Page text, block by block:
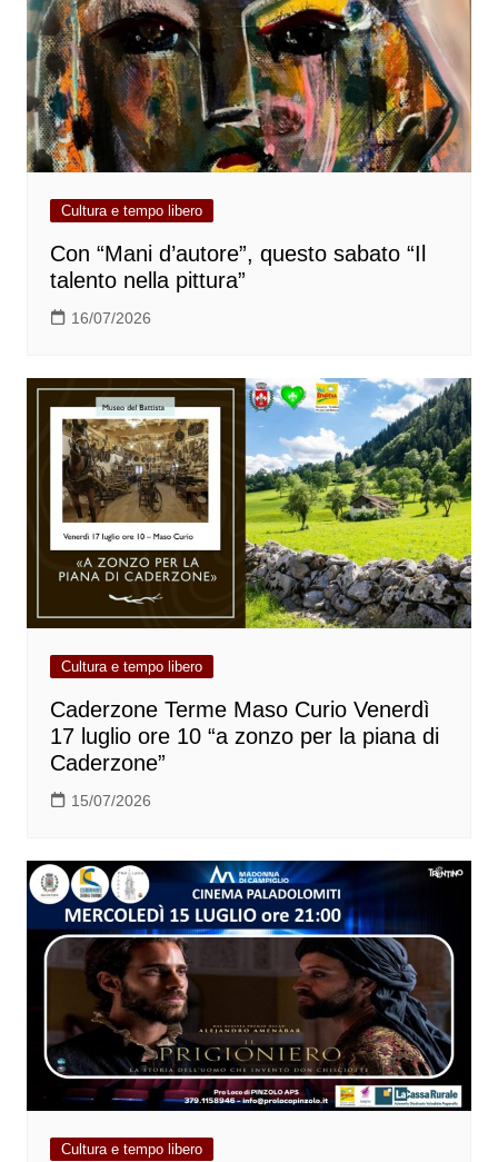
Cultura e tempo libero
Con “Mani d’autore”, questo sabato “Il
talento nella pittura”
16/07/2026
Cultura e tempo libero
Caderzone Terme Maso Curio Venerdì
17 luglio ore 10 “a zonzo per la piana di
Caderzone”
15/07/2026
Cultura e tempo libero